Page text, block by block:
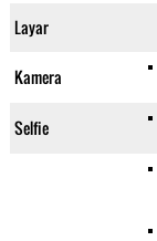
Layar
Kamera
Selfie